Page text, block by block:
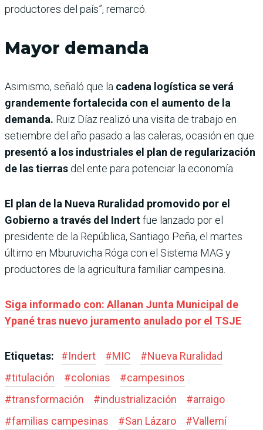
productores del país”, remarcó.
Mayor demanda
Asimismo, señaló que la cadena logística se verá
grandemente fortalecida con el aumento de la
demanda. Ruiz Díaz realizó una visita de trabajo en
setiembre del año pasado a las caleras, ocasión en que
presentó a los industriales el plan de regularización
de las tierras del ente para potenciar la economía.
El plan de la Nueva Ruralidad promovido por el
Gobierno a través del Indertfue lanzado por el
presidente de la República, Santiago Peña, el martes
último en Mburuvicha Róga con el Sistema MAG y
productores de la agricultura familiar campesina.
Siga informado con: Allanan Junta Municipal de
Ypané tras nuevo juramento anulado por el TSJE
Etiquetas: #Indert #MIC #Nueva Ruralidad
#titulación #colonias #campesinos
#transformación #industrialización #arraigo
#familias campesinas #San Lázaro #Vallemí